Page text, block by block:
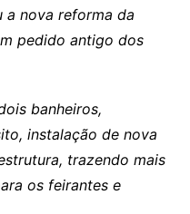
a nova reforma da
pedido antigo dos
banheiros,
instalação de nova
trazendo mais
os feirantes e